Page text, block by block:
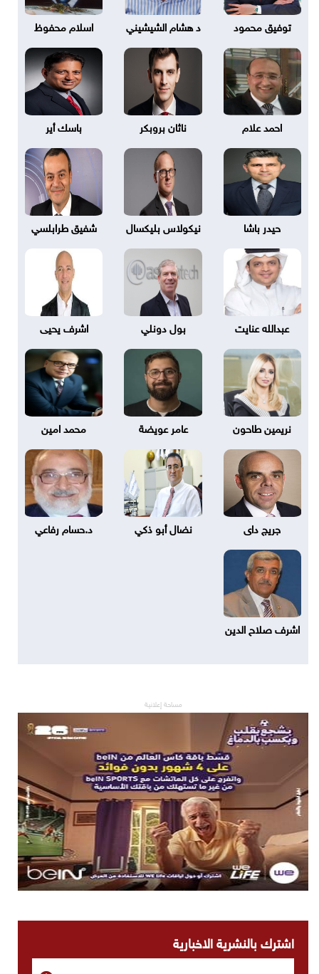
توفيق محمود د هشام الشيشيني اسلام محفوظ
احمد علام ناثان بروبكر باسك أير
حيدر باشا نيكولاس بليكسال شفيق طرابلسي
عبدالله عنايت بول دونلي اشرف يحيى
نريمين طاحون عامر عويضة محمد امين
جريج داى نضال أبو ذكي د.حسام رفاعي
اشرف صلاح الدين
مساحة إعلانية
اشترك بالنشرية الاخبارية